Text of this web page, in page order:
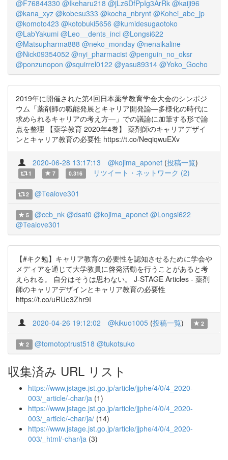
@F76844330 @Ikeharu218 @jLz6DfPpIg3ArRk @kaiji96
@kana_xyz @kobesu333 @kocha_nbrynt @Kohei_abe_jp
@komoto423 @kotobuki5656 @kumidesugaotoko
@LabYakumi @Leo__dents_inci @Longsi622
@Matsupharma888 @neko_monday @nenaikaline
@Nick09354052 @nyi_pharmacist @penguin_no_oksr
@ponzunopon @squirrel0122 @yasu89314 @Yoko_Gocho
2019年に開催された第4回日本薬学教育学会大会のシンポジ
ウム「薬剤師の職能発展とキャリア開発論―多様化の時代に
求められるキャリアの考え方―」での議論に加筆する形で論
点を整理 【薬学教育 2020年4巻】 薬剤師のキャリアデザイ
ンとキャリア教育の必要性 https://t.co/NeqiqwuEXv
2020-06-28 13:17:13 @kojima_aponet (投稿一覧)
1 7 0.316 リツイート・ネットワーク (2)
2 @Teaiove301
5 @ccb_nk @dsat0 @kojima_aponet @Longsi622
@Teaiove301
【#キク勉】キャリア教育の必要性を認知させるために学会や
メディアを通じて大学教員に啓発活動を行うことがあると考
えられる。 自分はそうは思わない。 J-STAGE Articles - 薬剤
師のキャリアデザインとキャリア教育の必要性
https://t.co/uRUe3Zhr9I
2020-04-26 19:12:02 @kikuo1005 (投稿一覧) 2
2 @tomotoptrust518 @tukotsuko
収集済み URL リスト
https://www.jstage.jst.go.jp/article/jjphe/4/0/4_2020-
003/_article/-char/ja (1)
https://www.jstage.jst.go.jp/article/jjphe/4/0/4_2020-
003/_article/-char/ja/ (14)
https://www.jstage.jst.go.jp/article/jjphe/4/0/4_2020-
003/_html/-char/ja (3)